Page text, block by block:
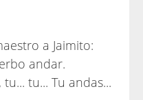
a Jaimito:
andar.
tu... Tu andas...